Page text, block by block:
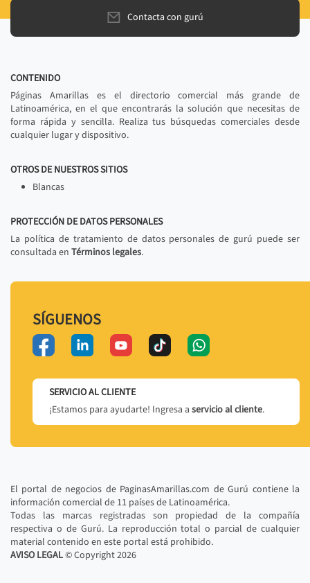
Contacta con gurú
CONTENIDO
Páginas Amarillas es el directorio comercial más grande de
Latinoamérica, en el que encontrarás la solución que necesitas de
forma rápida y sencilla. Realiza tus búsquedas comerciales desde
cualquier lugar y dispositivo.
OTROS DE NUESTROS SITIOS
Blancas
PROTECCIÓN DE DATOS PERSONALES
La política de tratamiento de datos personales de gurú puede ser
consultada en Términos legales.
SÍGUENOS
SERVICIO AL CLIENTE
¡Estamos para ayudarte! Ingresa a servicio al cliente.
El portal de negocios de PaginasAmarillas.com de Gurú contiene la
información comercial de 11 países de Latinoamérica.
Todas las marcas registradas son propiedad de la compañía
respectiva o de Gurú. La reproducción total o parcial de cualquier
material contenido en este portal está prohibido.
AVISO LEGAL© Copyright2026